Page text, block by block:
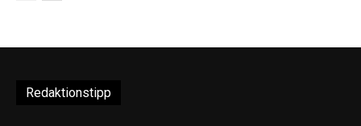
Redaktionstipp